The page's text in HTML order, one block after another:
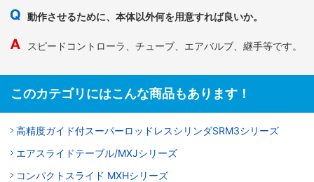
動作させるために、本体以外何を用意すれば良いか。
スピードコントローラ、チューブ、エアバルブ、継手等です。
このカテゴリにはこんな商品もあります！
高精度ガイド付スーパーロッドレスシリンダSRM3シリーズ
エアスライドテーブル/MXJシリーズ
コンパクトスライド MXHシリーズ